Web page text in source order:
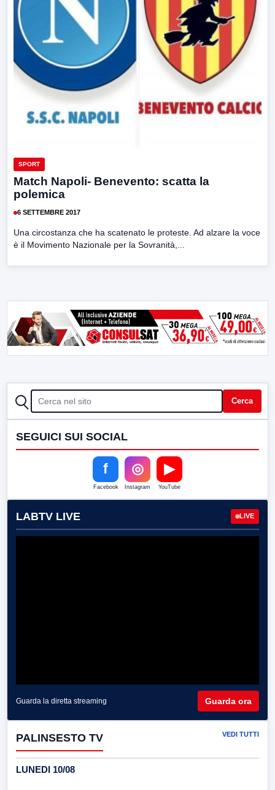
SPORT
Match Napoli- Benevento: scatta la
polemica
6 SETTEMBRE 2017
Una circostanza che ha scatenato le proteste. Ad alzare la voce
è il Movimento Nazionale per la Sovranità,...
CERCA Cerca
SEGUICI SUI SOCIAL
f
Facebook
◎
Instagram
▶
YouTube
LABTV LIVE LIVE
Guarda la diretta streaming Guarda ora
PALINSESTO TV VEDI TUTTI
LUNEDI 10/08